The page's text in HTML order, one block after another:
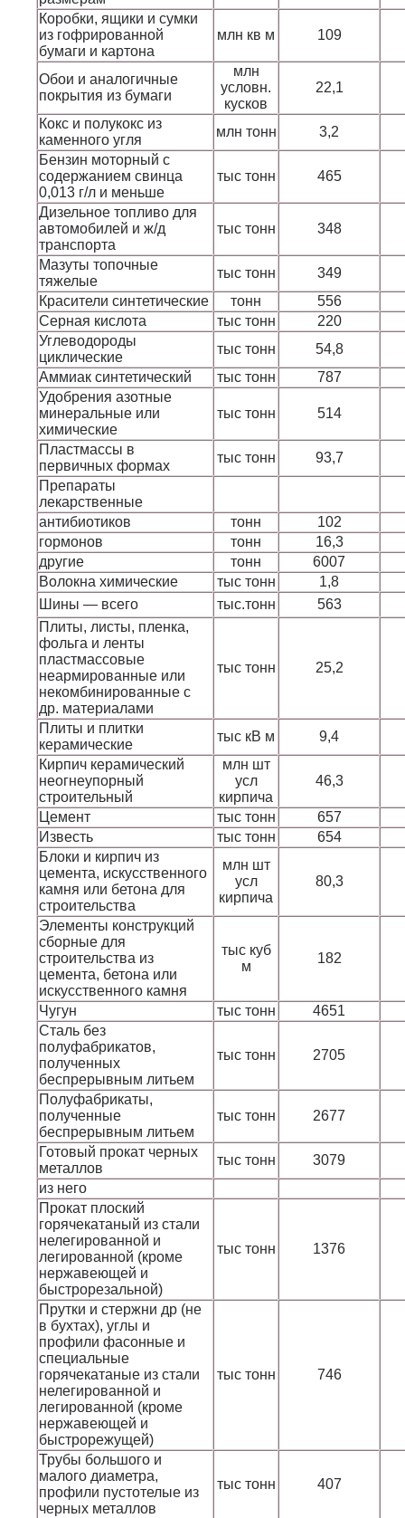
Коробки, ящики и сумки
из гофрированной
бумаги и картона
млн кв м 109
Обои и аналогичные
покрытия из бумаги
млн
условн.
кусков
22,1
Кокс и полукокс из
каменного угля
млн тонн
3,2
Бензин моторный с
содержанием свинца
0,013 г/л и меньше
тыс тонн 465
Дизельное топливо для
автомобилей и ж/д
транспорта
тыс тонн 348
Мазуты топочные
тяжелые
тыс тонн
349
Красители синтетические
тонн
556
Серная кислота
тыс тонн
220
Углеводороды
циклические
тыс тонн
54,8
Аммиак синтетический
тыс тонн
787
Удобрения азотные
минеральные или
химические
тыс тонн 514
Пластмассы в
первичных формах
тыс тонн
93,7
Препараты
лекарственные
антибиотиков
тонн
102
гормонов
тонн
16,3
другие
тонн
6007
Волокна химические
тыс тонн
1,8
Шины — всего
тыс.тонн
563
Плиты, листы, пленка,
фольга и ленты
пластмассовые
неармированные или
некомбинированные с
др. материалами
тыс тонн 25,2
Плиты и плитки
керамические
тыс кВ м
9,4
Кирпич керамический
неогнеупорный
строительный
млн шт
усл
кирпича
46,3
Цемент тыс тонн
657
Известь
тыс тонн
654
Блоки и кирпич из
цемента, искусственного
камня или бетона для
строительства
млн шт
усл
кирпича
80,3
Элементы конструкций
сборные для
строительства из
цемента, бетона или
искусственного камня
тыс куб
м
182
Чугун тыс тонн
4651
Сталь без
полуфабрикатов,
полученных
беспрерывным литьем
тыс тонн 2705
Полуфабрикаты,
полученные
беспрерывным литьем
тыс тонн 2677
Готовый прокат черных
металлов
тыс тонн
3079
из него
Прокат плоский
горячекатаный из стали
нелегированной и
легированной (кроме
нержавеющей и
быстрорезальной)
тыс тонн 1376
Прутки и стержни др (не
в бухтах), углы и
профили фасонные и
специальные
горячекатаные из стали
нелегированной и
легированной (кроме
нержавеющей и
быстрорежущей)
тыс тонн 746
Трубы большого и
малого диаметра,
профили пустотелые из
черных металлов
тыс тонн 407